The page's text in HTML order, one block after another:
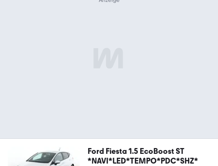
Ford Fiesta 1.5 EcoBoost ST
*NAVI*LED*TEMPO*PDC*SHZ*